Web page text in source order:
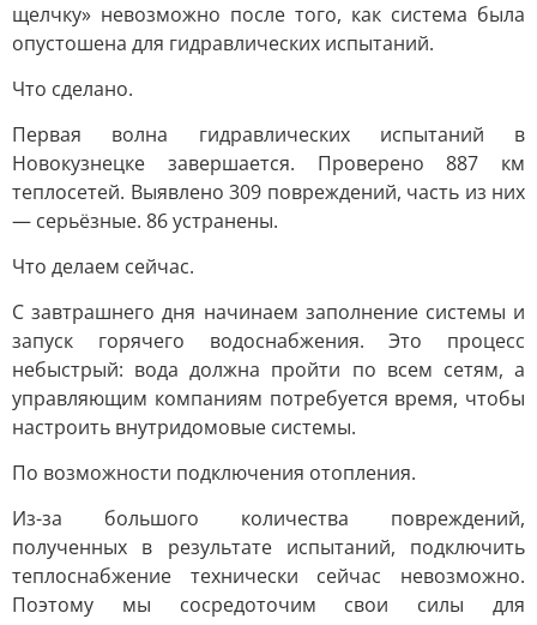
щелчку» невозможно после того, как система была
опустошена для гидравлических испытаний.
Что сделано.
Первая волна гидравлических испытаний в
Новокузнецке завершается. Проверено 887 км
теплосетей. Выявлено 309 повреждений, часть из них
— серьёзные. 86 устранены.
Что делаем сейчас.
С завтрашнего дня начинаем заполнение системы и
запуск горячего водоснабжения. Это процесс
небыстрый: вода должна пройти по всем сетям, а
управляющим компаниям потребуется время, чтобы
настроить внутридомовые системы.
По возможности подключения отопления.
Из-за большого количества повреждений,
полученных в результате испытаний, подключить
теплоснабжение технически сейчас невозможно.
Поэтому мы сосредоточим свои силы для